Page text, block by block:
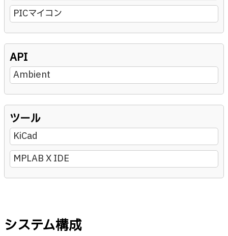
PICマイコン
API
Ambient
ツール
KiCad
MPLAB X IDE
システム構成